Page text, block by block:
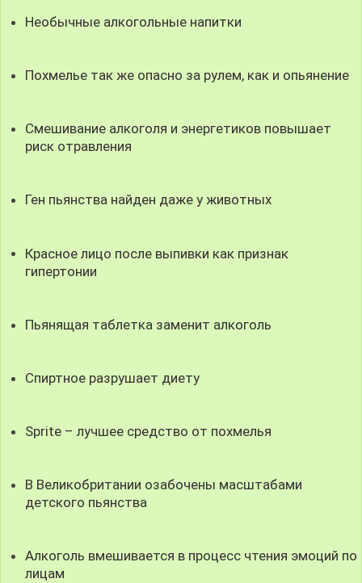
Необычные алкогольные напитки
Похмелье так же опасно за рулем, как и опьянение
Смешивание алкоголя и энергетиков повышает
риск отравления
Ген пьянства найден даже у животных
Красное лицо после выпивки как признак
гипертонии
Пьянящая таблетка заменит алкоголь
Спиртное разрушает диету
Sprite – лучшее средство от похмелья
В Великобритании озабочены масштабами
детского пьянства
Алкоголь вмешивается в процесс чтения эмоций по
лицам